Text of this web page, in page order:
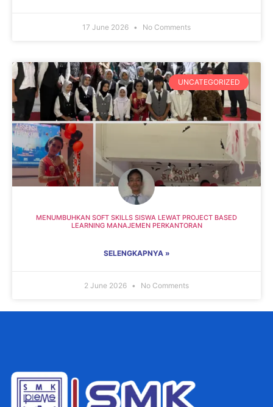
17 June 2026 No Comments
UNCATEGORIZED
MENUMBUHKAN SOFT SKILLS SISWA LEWAT PROJECT BASED
LEARNING MANAJEMEN PERKANTORAN
SELENGKAPNYA »
2 June 2026 No Comments